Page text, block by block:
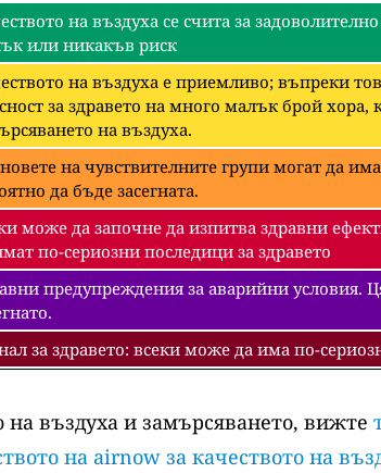
на въздуха се счита за
или никакъв риск
на въздуха е приемливо; въпреки
за здравето на много малък брой
на въздуха.
на чувствителните групи могат да
да бъде засегната.
може да започне да изпитва здравни
по-сериозни последици за здравето
предупреждения за аварийни условия.
за здравето: всеки може да има по-
на въздуха и замърсяването, вижте
на airnow за качеството на